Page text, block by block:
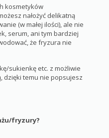
kosmetyków
nałożyć delikatną
(w małej ilości), ale nie
serum, ani tym bardziej
że fryzura nie
sukienkę etc. z możliwie
dzięki temu nie popsujesz
fryzury?